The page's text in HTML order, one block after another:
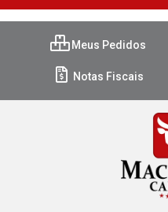
Meus Pedidos
Notas Fiscais